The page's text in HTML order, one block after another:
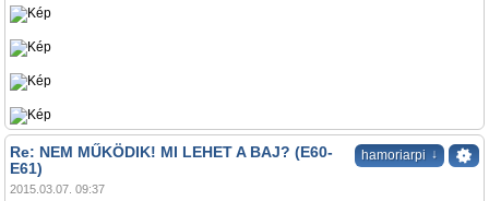
hamoriarpi ↓
Re: NEM MŰKÖDIK! MI LEHET A BAJ? (E60-
E61)
2015.03.07. 09:37